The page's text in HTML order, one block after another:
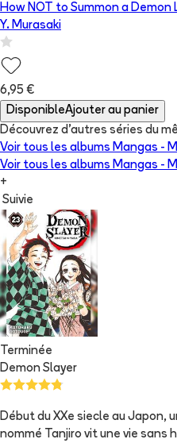
How NOT to Summon a Demon
Y. Murasaki
6,95 €
DisponibleAjouter au panier
Découvrez d'autres séries du
Voir tous les albums Mangas -
Voir tous les albums Mangas -
+
Suivie
Terminée
Demon Slayer
Début du XXe siecle au Japon,
nommé Tanjiro vit une vie sans